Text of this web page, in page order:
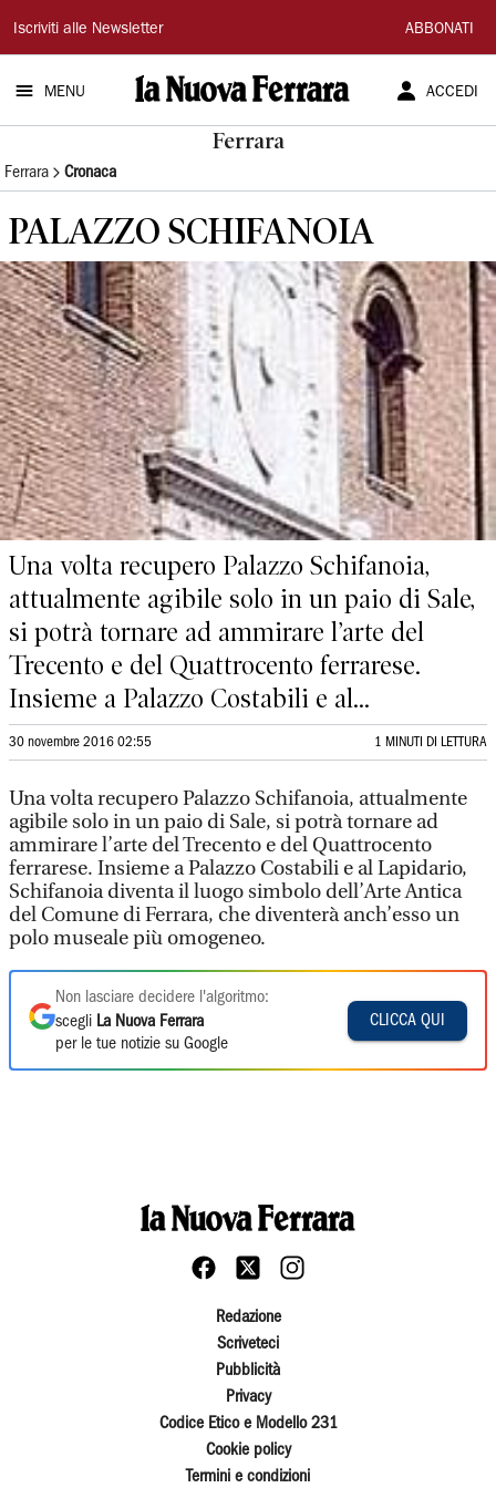
La
Nuova
Ferrara
Iscriviti alle Newsletter ABBONATI
MENU ACCEDI
Ferrara
Ferrara Cronaca
PALAZZO SCHIFANOIA
Una volta recupero Palazzo Schifanoia,
attualmente agibile solo in un paio di Sale,
si potrà tornare ad ammirare l’arte del
Trecento e del Quattrocento ferrarese.
Insieme a Palazzo Costabili e al...
30 novembre 2016 02:55 1 MINUTI DI LETTURA
Una volta recupero Palazzo Schifanoia, attualmente
agibile solo in un paio di Sale, si potrà tornare ad
ammirare l’arte del Trecento e del Quattrocento
ferrarese. Insieme a Palazzo Costabili e al Lapidario,
Schifanoia diventa il luogo simbolo dell’Arte Antica
del Comune di Ferrara, che diventerà anch’esso un
polo museale più omogeneo.
Non lasciare decidere l'algoritmo:
scegli La Nuova Ferrara
per le tue notizie su Google
CLICCA QUI
Redazione
Scriveteci
Pubblicità
Privacy
Codice Etico e Modello 231
Cookie policy
Termini e condizioni